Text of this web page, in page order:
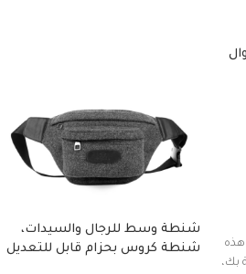
هذه
بك،
شنطة وسط للرجال والسيدات،
شنطة كروس بحزام قابل للتعديل